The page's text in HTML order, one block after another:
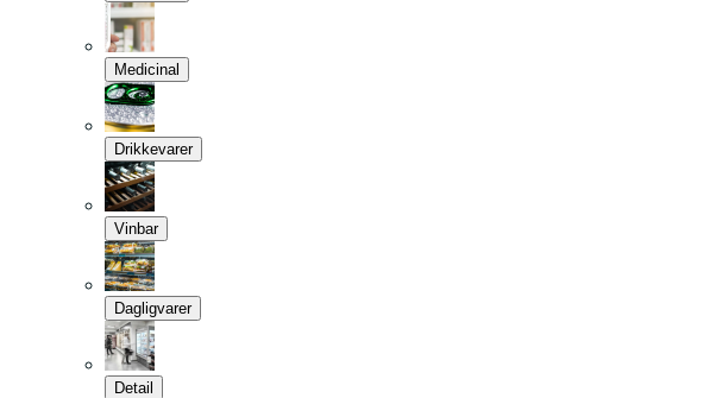
Medicinal
Drikkevarer
Vinbar
Dagligvarer
Detail